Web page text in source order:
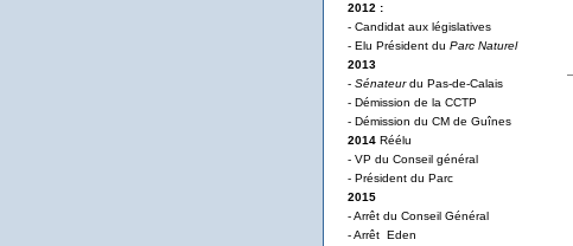
2012 :
- Candidat aux législatives
- Elu Président du Parc Naturel
2013
- Sénateurdu Pas-de-Calais
- Démission de la CCTP
- Démission du CM de Guînes
2014 Réélu
- VP du Conseil général
- Président du Parc
2015
- Arrêt du Conseil Général
- Arrêt Eden